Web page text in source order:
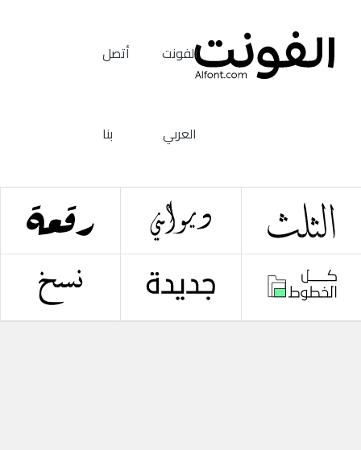
الفونت
العربي
أتصل
بنا